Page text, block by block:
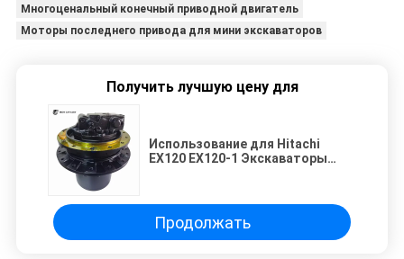
Многоценальный конечный приводной двигатель
Моторы последнего привода для мини экскаваторов
Получить лучшую цену для
Использование для Hitachi
EX120 EX120-1 Экскаваторы
9065907 Конечный привод
Моторная коробка передач
Устройство высокого качества
Строительная техника
Продолжать